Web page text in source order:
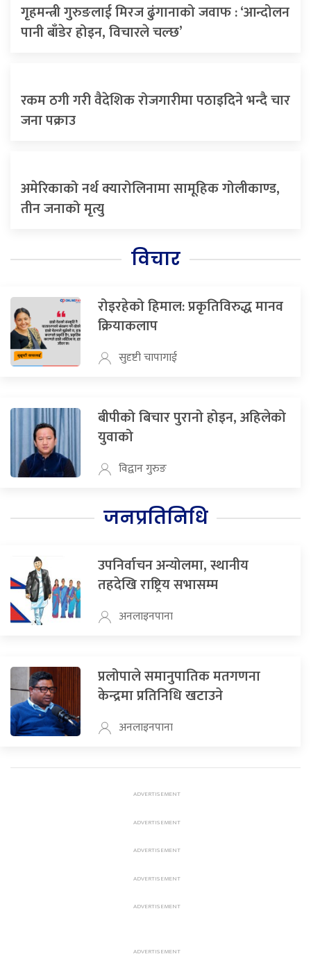
गृहमन्त्री गुरुङलाई मिरज ढुंगानाको जवाफ : ‘आन्दोलन
पानी बाँडेर होइन, विचारले चल्छ’
रकम ठगी गरी वैदेशिक रोजगारीमा पठाइदिने भन्दै चार
जना पक्राउ
अमेरिकाको नर्थ क्यारोलिनामा सामूहिक गोलीकाण्ड,
तीन जनाको मृत्यु
विचार
रोइरहेको हिमाल: प्रकृतिविरुद्ध मानव
क्रियाकलाप
सुदृष्टी चापागाई
बीपीको बिचार पुरानो होइन, अहिलेको
युवाको
विद्वान गुरुङ
जनप्रतिनिधि
उपनिर्वाचन अन्योलमा, स्थानीय
तहदेखि राष्ट्रिय सभासम्म
अनलाइनपाना
प्रलोपाले समानुपातिक मतगणना
केन्द्रमा प्रतिनिधि खटाउने
अनलाइनपाना